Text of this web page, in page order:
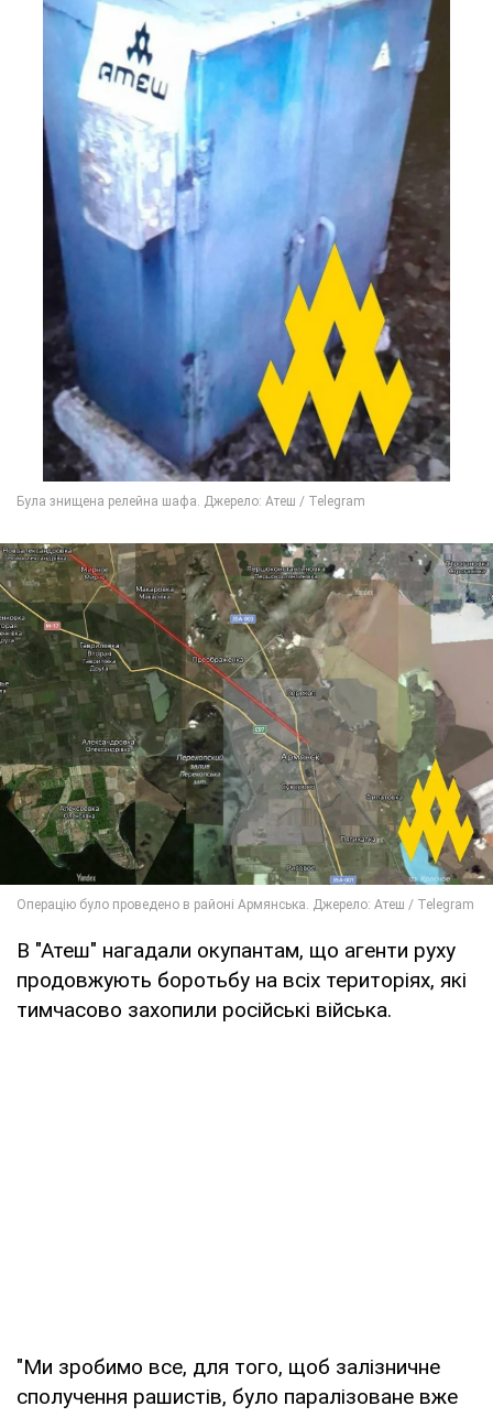
В "Атеш" нагадали окупантам, що агенти руху
продовжують боротьбу на всіх територіях, які
тимчасово захопили російські війська.
"Ми зробимо все, для того, щоб залізничне
сполучення рашистів, було паралізоване вже